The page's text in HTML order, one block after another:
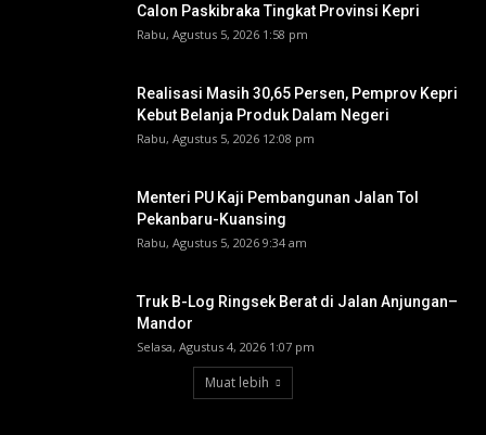
Calon Paskibraka Tingkat Provinsi Kepri
Rabu, Agustus 5, 2026 1:58 pm
Realisasi Masih 30,65 Persen, Pemprov Kepri
Kebut Belanja Produk Dalam Negeri
Rabu, Agustus 5, 2026 12:08 pm
Menteri PU Kaji Pembangunan Jalan Tol
Pekanbaru-Kuansing
Rabu, Agustus 5, 2026 9:34 am
Truk B-Log Ringsek Berat di Jalan Anjungan–
Mandor
Selasa, Agustus 4, 2026 1:07 pm
Muat lebih